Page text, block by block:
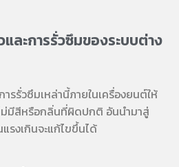
และการรั่วซึมของระบบต่าง
ารรั่วซึมเหล่านี้ภายในเครื่องยนต์ให้
ม่มีสีหรือกลิ่นที่ผิดปกติ อันนำมาสู่
งเกินจะแก้ไขขึ้นได้